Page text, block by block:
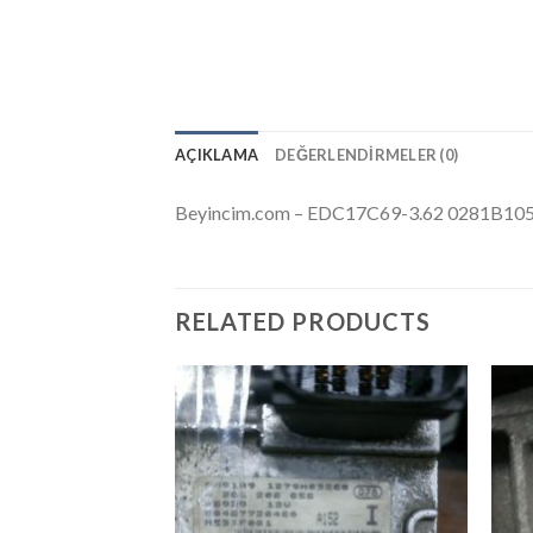
AÇIKLAMA DEĞERLENDIRMELER (0)
Beyincim.com – EDC17C69-3.62
RELATED PRODUCTS
İstek
Listeme
Ekle